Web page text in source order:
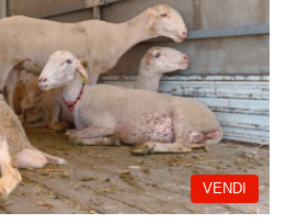
VENDI